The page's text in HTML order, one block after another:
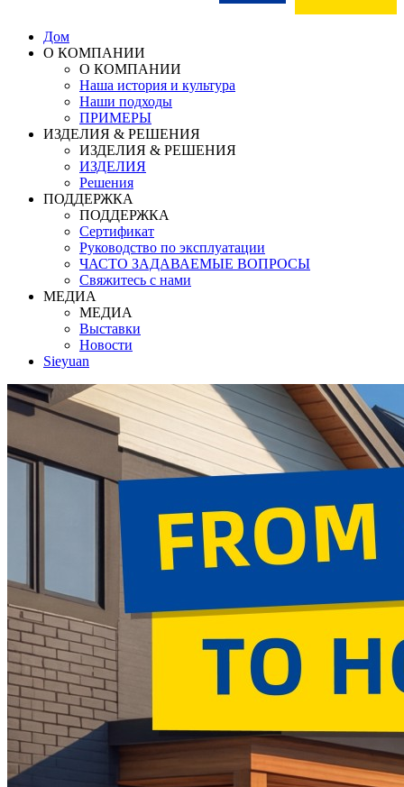
Дом
О КОМПАНИИ
О КОМПАНИИ
Наша история и культура
Наши подходы
ПРИМЕРЫ
ИЗДЕЛИЯ & РЕШЕНИЯ
ИЗДЕЛИЯ & РЕШЕНИЯ
ИЗДЕЛИЯ
Решения
ПОДДЕРЖКА
ПОДДЕРЖКА
Сертификат
Руководство по эксплуатации
ЧАСТО ЗАДАВАЕМЫЕ ВОПРОСЫ
Свяжитесь с нами
МЕДИА
МЕДИА
Выставки
Новости
Sieyuan